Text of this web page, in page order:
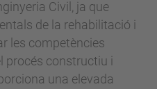
Civil, ja que
de la rehabilitació i
les competències
procés constructiu i
una elevada